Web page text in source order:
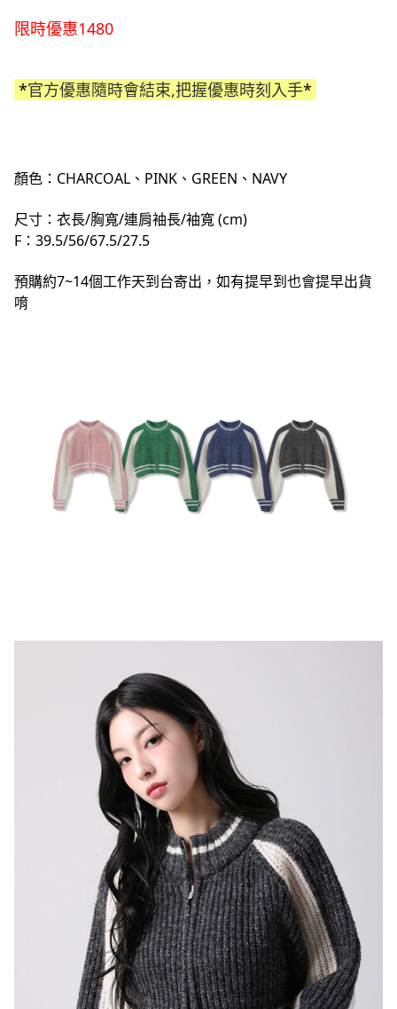
限時優惠1480
*官方優惠隨時會結束,把握優惠時刻入手*
顏色：CHARCOAL、PINK、GREEN、NAVY
尺寸：衣長/胸寬/連肩袖長/袖寬 (cm)
F：39.5/56/67.5/27.5
預購約7~14個工作天到台寄出，如有提早到也會提早出貨
唷